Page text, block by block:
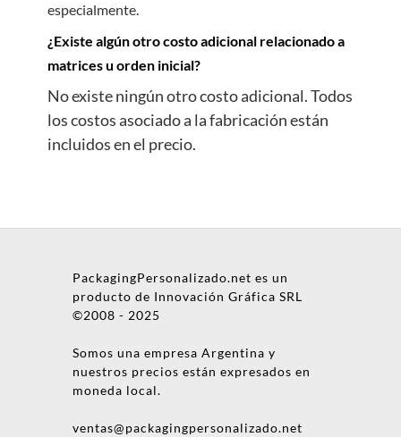
especialmente.
¿Existe algún otro costo adicional relacionado a
matrices u orden inicial?
No existe ningún otro costo adicional. Todos
los costos asociado a la fabricación están
incluidos en el precio.
PackagingPersonalizado.net es un
producto de Innovación Gráfica SRL
©2008 - 2025
Somos una empresa Argentina y
nuestros precios están expresados en
moneda local.
ventas@packagingpersonalizado.net